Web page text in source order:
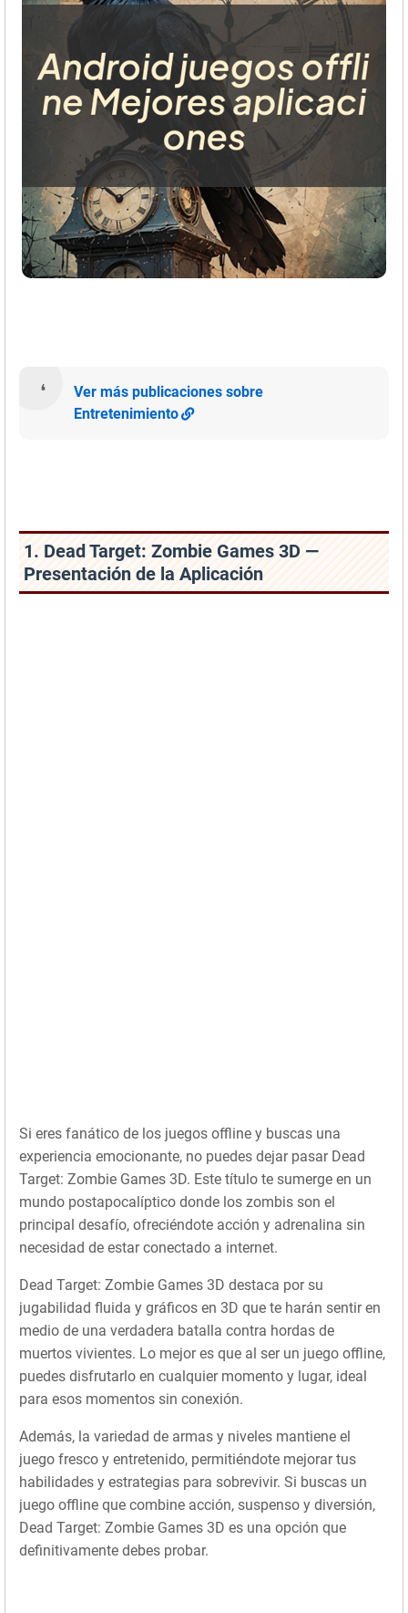
Ver más publicaciones sobre
Entretenimiento
1. Dead Target: Zombie Games 3D —
Presentación de la Aplicación
Si eres fanático de los juegos offline y buscas una
experiencia emocionante, no puedes dejar pasar Dead
Target: Zombie Games 3D. Este título te sumerge en un
mundo postapocalíptico donde los zombis son el
principal desafío, ofreciéndote acción y adrenalina sin
necesidad de estar conectado a internet.
Dead Target: Zombie Games 3D destaca por su
jugabilidad fluida y gráficos en 3D que te harán sentir en
medio de una verdadera batalla contra hordas de
muertos vivientes. Lo mejor es que al ser un juego offline,
puedes disfrutarlo en cualquier momento y lugar, ideal
para esos momentos sin conexión.
Además, la variedad de armas y niveles mantiene el
juego fresco y entretenido, permitiéndote mejorar tus
habilidades y estrategias para sobrevivir. Si buscas un
juego offline que combine acción, suspenso y diversión,
Dead Target: Zombie Games 3D es una opción que
definitivamente debes probar.